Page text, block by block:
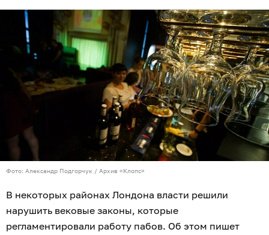
Фото: Александр Подгорчук / Архив «Клопс»
В некоторых районах Лондона власти решили
нарушить вековые законы, которые
регламентировали работу пабов. Об этом пишет